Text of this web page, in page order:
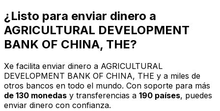
¿Listo para enviar dinero a
AGRICULTURAL DEVELOPMENT
BANK OF CHINA, THE?
Xe facilita enviar dinero a AGRICULTURAL
DEVELOPMENT BANK OF CHINA, THE y a miles de
otros bancos en todo el mundo. Con soporte para más
de 130 monedas y transferencias a 190 países, puedes
enviar dinero con confianza.